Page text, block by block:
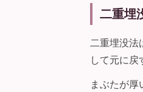
二重埋
二重埋没法
して元に戻
まぶたが